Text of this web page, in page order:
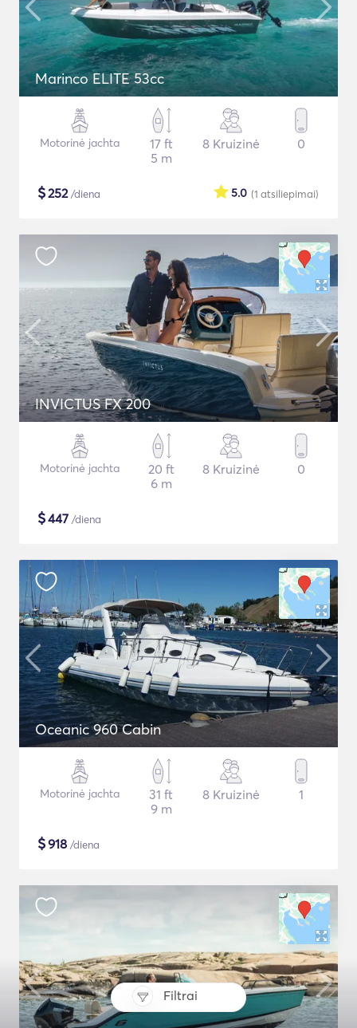
Filtrai
Marinco ELITE 53cc
Motorinė jachta
17 ft
5 m
8 Kruizinė 0
$252/diena (1 atsiliepimai)
5.0
INVICTUS FX 200
Motorinė jachta
20 ft
6 m
8 Kruizinė 0
$447 /diena
Oceanic 960 Cabin
Motorinė jachta
31 ft
9 m
8 Kruizinė 1
$918 /diena